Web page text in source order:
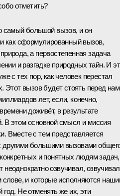
отметить?
самый большой вызов, и он
как сформулированный вызов,
а первостепенная задача
и разгадке природных тайн. И
с тех пор, как человек перестал
Этот вызов будет стоять перед
лет, если, конечно,
доживёт, в результате
В этом основной смысл и миссия
Вместе с тем представляется
большими вызовами
и понятных людям задач,
озвучивал,
слове, и которые исполняются
Не отменять же их, эти